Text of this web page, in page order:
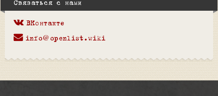
Связаться с нами
ВКонтакте
info@openlist.wiki